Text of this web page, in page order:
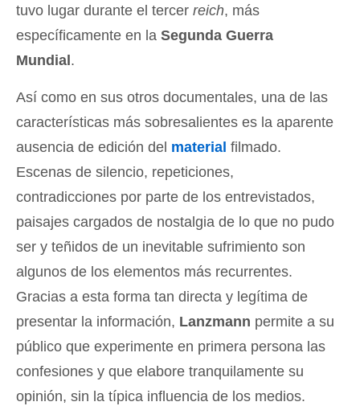
tuvo lugar durante el tercer reich, más
específicamente en la Segunda Guerra
Mundial .
Así como en sus otros documentales, una de las
características más sobresalientes es la aparente
ausencia de edición del material filmado.
Escenas de silencio, repeticiones,
contradicciones por parte de los entrevistados,
paisajes cargados de nostalgia de lo que no pudo
ser y teñidos de un inevitable sufrimiento son
algunos de los elementos más recurrentes.
Gracias a esta forma tan directa y legítima de
presentar la información, Lanzmann permite a su
público que experimente en primera persona las
confesiones y que elabore tranquilamente su
opinión, sin la típica influencia de los medios.